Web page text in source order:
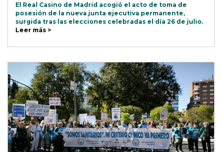
El Real Casino de Madrid acogió el acto de toma de
posesión de la nueva junta ejecutiva permanente,
surgida tras las elecciones celebradas el día 26 de julio.
Leer más >